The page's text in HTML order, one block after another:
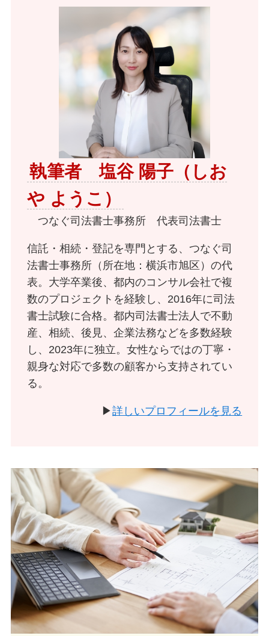
執筆者 塩谷 陽子（しお
や ようこ）
つなぐ司法書士事務所 代表司法書士
信託・相続・登記を専門とする、つなぐ司
法書士事務所（所在地：横浜市旭区）の代
表。大学卒業後、都内のコンサル会社で複
数のプロジェクトを経験し、2016年に司法
書士試験に合格。都内司法書士法人で不動
産、相続、後見、企業法務などを多数経験
し、2023年に独立。女性ならではの丁寧・
親身な対応で多数の顧客から支持されてい
る。
▶詳しいプロフィールを見る